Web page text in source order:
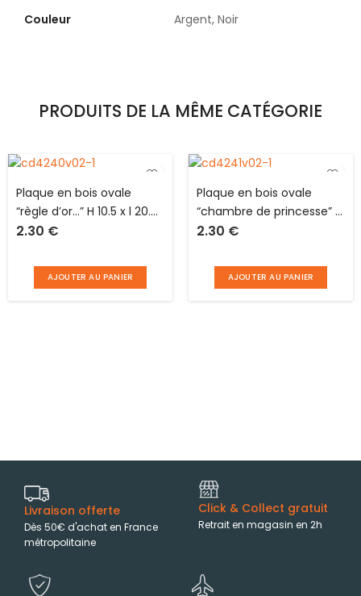
Couleur Argent, Noir
PRODUITS DE LA MÊME CATÉGORIE
Plaque en bois ovale
“règle d’or…” H 10.5 x l 20.0
cm à suspendre
2.30 €
AJOUTER AU PANIER
Plaque en bois ovale
“chambre de princesse” H
10.5 x l 20.0 cm à
2.30 €
AJOUTER AU PANIER
Livraison offerte
Dès 50€ d'achat en France
métropolitaine
Click & Collect gratuit
Retrait en magasin en 2h